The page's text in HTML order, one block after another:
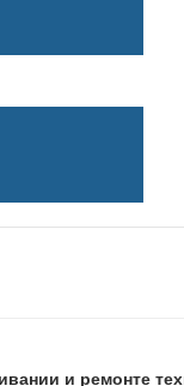
и ремонте